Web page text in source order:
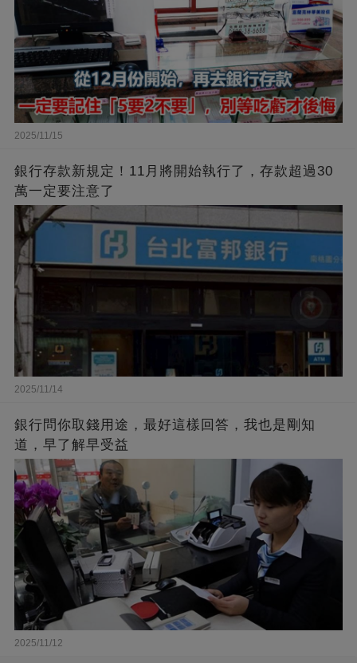
2025/11/15
銀行存款新規定！11月將開始執行了，存款超過30
萬一定要注意了
2025/11/14
銀行問你取錢用途，最好這樣回答，我也是剛知
道，早了解早受益
2025/11/12